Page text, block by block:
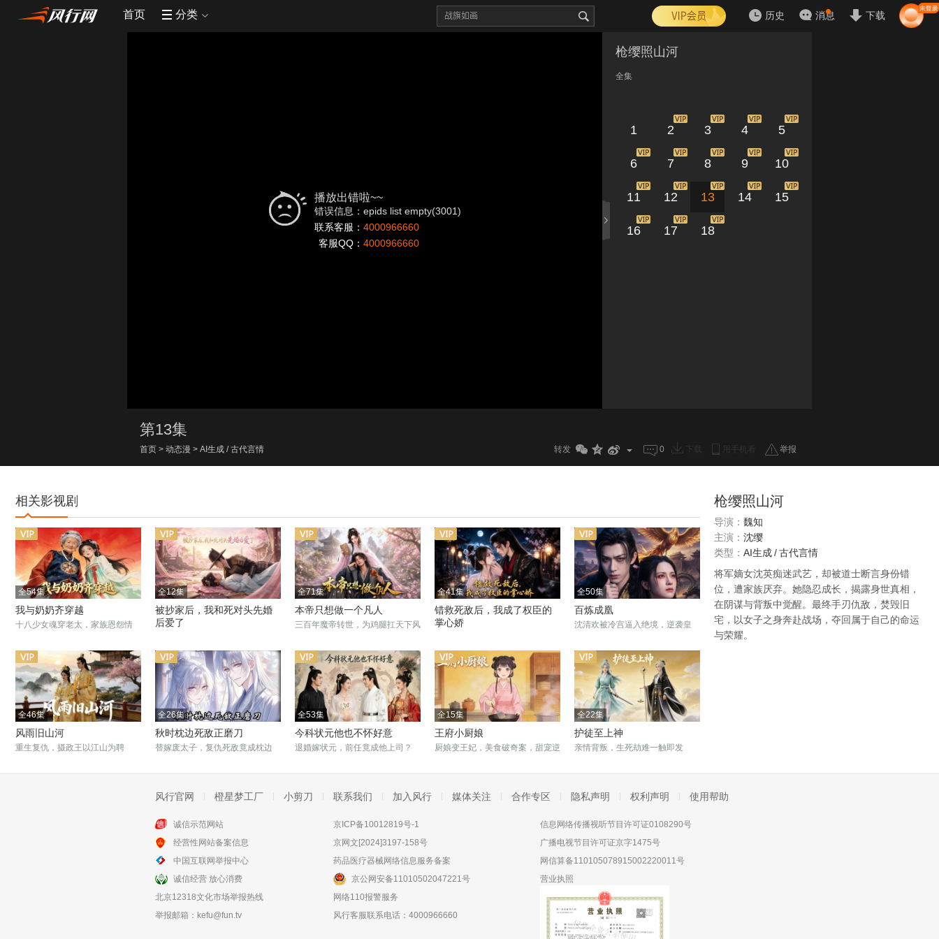
首页 分类 历史 消息 下载
播放出错啦~~
错误信息：epids list empty(3001)
联系客服： 4000966660
客服QQ： 4000966660
枪缨照山河
全集
1 2 3 4 5
6 7 8 9 10
11 12 13 14 15
16 17 18
第13集
首页 > 动态漫 > AI生成 / 古代言情 转发 0 举报
相关影视剧
全54集
我与奶奶齐穿越
十八少女魂穿老太，家族恩怨情
全12集
被抄家后，我和死对头先婚
后爱了
全71集
本帝只想做一个凡人
三百年魔帝转世，为鸡腿扛天下风
全41集
错救死敌后，我成了权臣的
掌心娇
一场权力与情感的生死较量！
全50集
百炼成凰
沈清欢被冷宫逼入绝境，逆袭皇
休！
全46集
风雨旧山河
重生复仇，摄政王以江山为聘
全26集
秋时枕边死敌正磨刀
替嫁废太子，复仇死敌竟成枕边
全53集
今科状元他也不怀好意
退婚嫁状元，前任竟成他上司？
全15集
王府小厨娘
厨娘变王妃，美食破奇案，甜宠逆
全22集
护徒至上神
亲情背叛，生死劫难一触即发
全40集
顾大人，夫人又再搞事业
回一切！
枪缨照山河
导演： 魏知
主演： 沈缨
类型： AI生成/古代言情
将军嫡女沈英痴迷武艺，却被道士断言身份错
位，遭家族厌弃。她隐忍成长，揭露身世真相，
在阴谋与背叛中觉醒。最终手刃仇敌，焚毁旧
宅，以女子之身奔赴战场，夺回属于自己的命运
与荣耀。
风行官网 橙星梦工厂 小剪刀 联系我们 加入风行 媒体关注 合作专区 隐私声明 权利声明 使用帮助
诚信示范网站
经营性网站备案信息
中国互联网举报中心
诚信经营 放心消费
北京12318文化市场举报热线
举报邮箱： kefu@fun.tv
京ICP备10012819号-1
京网文[2024]3197-158号
药品医疗器械网络信息服务备案
京公网安备11010502047221号
网络110报警服务
风行客服联系电话：4000966660
信息网络传播视听节目许可证0108290号
广播电视节目许可证京字1475号
网信算备110105078915002220011号
营业执照